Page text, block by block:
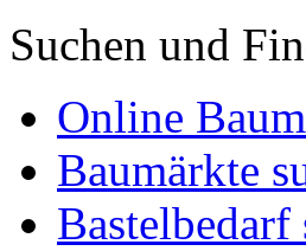
Suchen und
Online
Baumärkte
Bastelbedarf